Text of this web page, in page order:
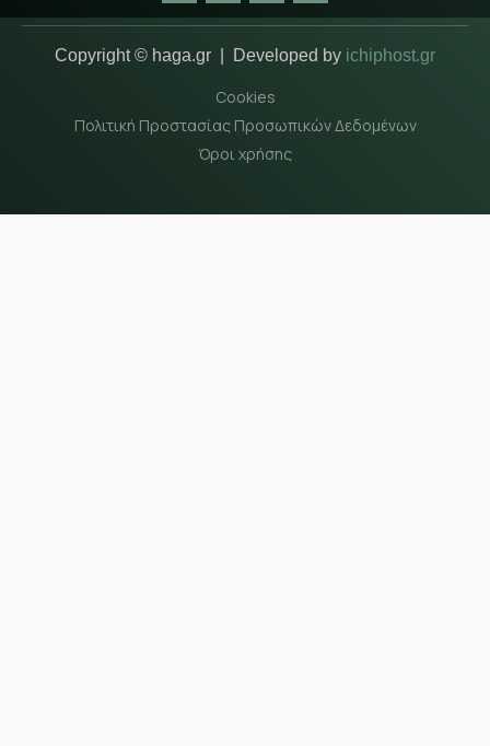
Copyright © haga.gr | Developed by ichiphost.gr
Cookies
Πολιτική Προστασίας Προσωπικών Δεδομένων
Όροι χρήσης